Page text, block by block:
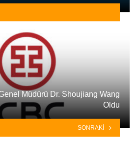
Müdürü Dr. Shoujiang Wang
Oldu
SONRAKI